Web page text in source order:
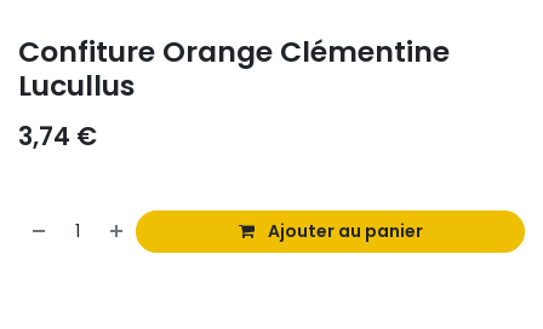
Confiture Orange Clémentine
Lucullus
3,74 €
Ajouter au panier